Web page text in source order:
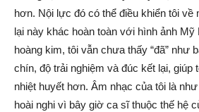
hơn. Nội lực đó có thể điều khiển tôi
lại này khác hoàn toàn với hình ảnh
hoàng kim, tôi vẫn chưa thấy “đã” như
chín, độ trải nghiệm và đúc kết lại, giúp
nhiệt huyết hơn. Âm nhạc của tôi là
hoài nghi vì bây giờ ca sĩ thuộc thế hệ